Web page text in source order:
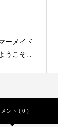
ーメイド
うこそ...
メント ( 0 )